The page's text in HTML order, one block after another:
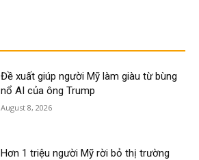
Đề xuất giúp người Mỹ làm giàu từ bùng
nổ AI của ông Trump
August 8, 2026
Hơn 1 triệu người Mỹ rời bỏ thị trường